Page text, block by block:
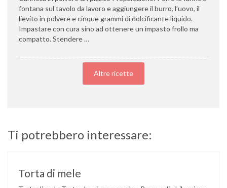
fontana sul tavolo da lavoro e aggiungere il burro, l’uovo, il
lievito in polvere e cinque grammi di dolcificante liquido.
Impastare con cura sino ad ottenere un impasto frollo ma
compatto. Stendere …
Altre ricette
Ti potrebbero interessare:
Torta di mele